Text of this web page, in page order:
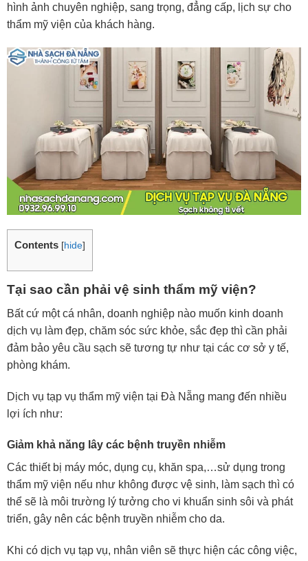
hình ảnh chuyên nghiệp, sang trọng, đẳng cấp, lịch sự cho
thẩm mỹ viện của khách hàng.
Contents [hide]
Tại sao cần phải vệ sinh thẩm mỹ viện?
Bất cứ một cá nhân, doanh nghiệp nào muốn kinh doanh
dịch vụ làm đẹp, chăm sóc sức khỏe, sắc đẹp thì cần phải
đảm bảo yêu cầu sạch sẽ tương tự như tại các cơ sở y tế,
phòng khám.
Dịch vụ tạp vụ thẩm mỹ viện tại Đà Nẵng mang đến nhiều
lợi ích như:
Giảm khả năng lây các bệnh truyền nhiễm
Các thiết bị máy móc, dụng cụ, khăn spa,…sử dụng trong
thẩm mỹ viện nếu như không được vệ sinh, làm sạch thì có
thể sẽ là môi trường lý tưởng cho vi khuẩn sinh sôi và phát
triển, gây nên các bệnh truyền nhiễm cho da.
Khi có dịch vụ tạp vụ, nhân viên sẽ thực hiện các công việc,